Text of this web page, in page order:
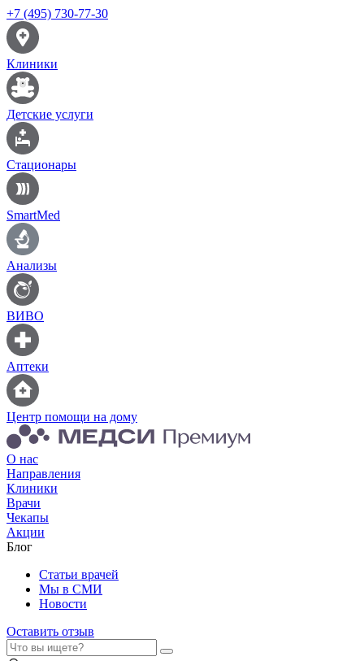
+7 (495) 730-77-30
Клиники
Детские услуги
Стационары
SmartMed
Анализы
ВИВО
Аптеки
Центр помощи на дому
О нас
Направления
Клиники
Врачи
Чекапы
Акции
Блог
Статьи врачей
Мы в СМИ
Новости
Оставить отзыв